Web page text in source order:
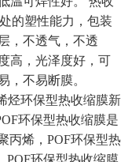
的塑性能力，包装
，不透气，不透
高，光泽度好，可
，不易断膜。
烃环保型热收缩膜新
环保型热收缩膜是
丙烯，POF环保型热
POF环保型热收缩膜